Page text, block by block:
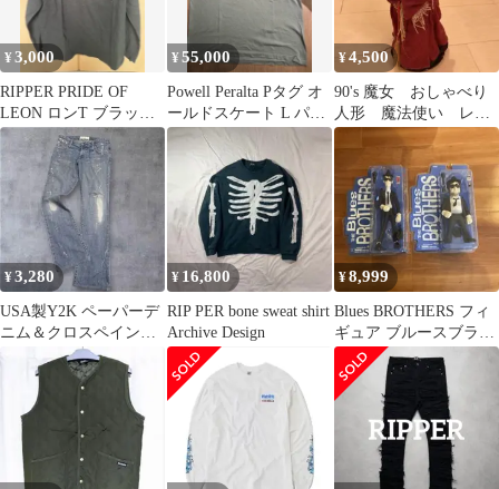
¥3,000
RIPPER PRIDE OF
LEON ロンT ブラック
S
¥55,000
Powell Peralta Pタグ オ
ールドスケート L パウ
エルペラルタ
¥4,500
90's 魔女 おしゃべり
人形 魔法使い レト
ロ antique ソウ SAW
¥3,280
USA製Y2K ペーパーデ
ニム＆クロスペイント
クラッシュフレアデニ
ムRipper
¥ 16,800
RIP PER bone sweat shirt
Archive Design
¥8,999
Blues BROTHERS フィ
ギュア ブルースブラザ
ーズ デッドストック